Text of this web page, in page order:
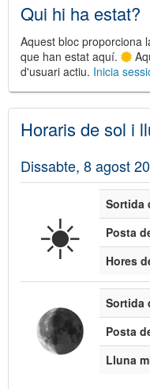
©
©
Qui hi ha estat?
Aquest bloc proporciona
que han estat aquí.
d'usuari actiu. Inicia
Horaris de sol i
Dissabte, 8 agost
☀️ Sortida
Posta
Hores
Sortida
Posta
Lluna